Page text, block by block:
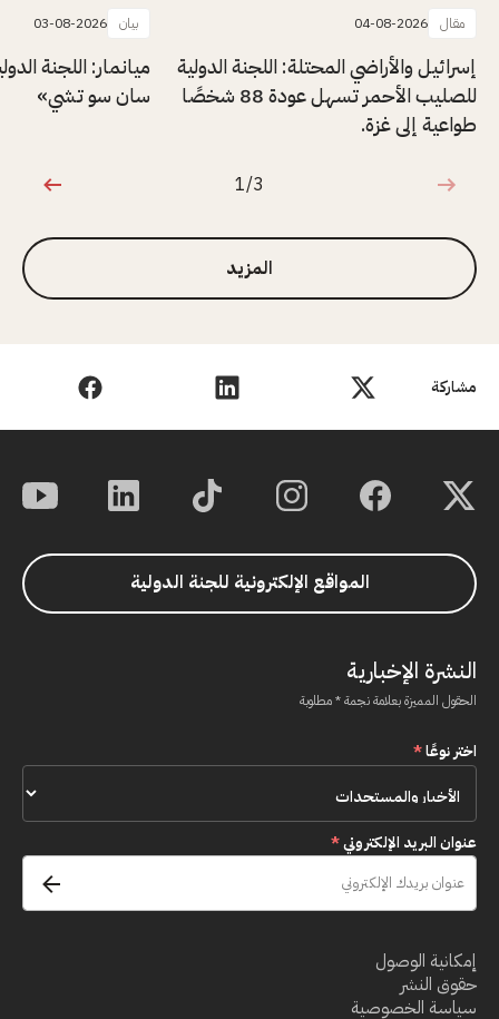
مشاركة
مقال 04-08-2026
إسرائيل والأراضي المحتلة: اللجنة الدولية
للصليب الأحمر تسهل عودة 88 شخصًا
طواعية إلى غزة.
بيان 03-08-2026
ميانمار: اللجنة
سان سو تشي»
1 من 3
1/3
المزيد
المواقع الإلكترونية للجنة الدولية
النشرة الإخبارية
الحقول المميزة بعلامة نجمة * مطلوبة
اختر نوعًا*
عنوان البريد الإلكتروني*
إمكانية الوصول
حقوق النشر
سياسة الخصوصية